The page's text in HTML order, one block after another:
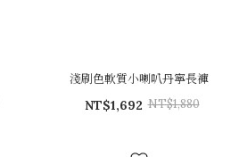
淺刷色軟質小喇叭丹寧長褲
NT$1,692 NT$1,880